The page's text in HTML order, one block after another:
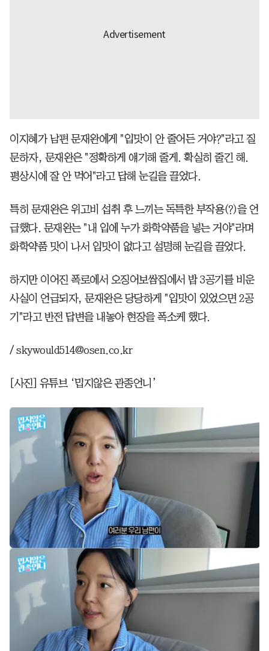
이지혜가 남편 문재완에게 "입맛이 안 줄어든 거야?"라고 질
문하자, 문재완은 "정확하게 얘기해 줄게. 확실히 줄긴 해.
평상시에 잘 안 먹어"라고 답해 눈길을 끌었다.
특히 문재완은 위고비 섭취 후 느끼는 독특한 부작용(?)을 언
급했다. 문재완는 "내 입에 누가 화학약품을 넣는 거야"라며
화학약품 맛이 나서 입맛이 없다고 설명해 눈길을 끌었다.
하지만 이어진 폭로에서 오징어보쌈집에서 밥 3공기를 비운
사실이 언급되자, 문재완은 당당하게 "입맛이 있었으면 2공
기"라고 반전 답변을 내놓아 현장을 폭소케 했다.
/ skywould514@osen.co.kr
[사진] 유튜브 ‘밉지않은 관종언니’